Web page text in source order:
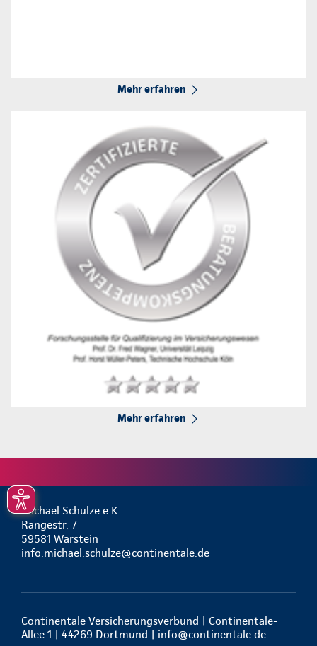
Mehr erfahren
Mehr erfahren
Michael Schulze e.K.
Rangestr. 7
59581 Warstein
info.michael.schulze@continentale.de
Continentale Versicherungsverbund | Continentale-
Allee 1 | 44269 Dortmund | info@continentale.de